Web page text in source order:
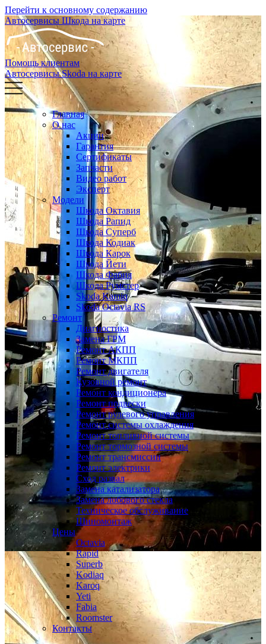
Перейти к основному содержанию
Автосервисы Шкода на карте
Помощь клиентам
Автосервисы Skoda на карте
Главная
О нас
Акции
Гарантия
Сертификаты
Запчасти
Видео работ
Эксперт
Модели
Шкода Октавия
Шкода Рапид
Шкода Суперб
Шкода Кодиак
Шкода Карок
Шкода Йети
Шкода Фабия
Шкода Румстер
Skoda Kamiq
Skoda Octavia RS
Ремонт
Диагностика
Замена ГРМ
Ремонт АКПП
Ремонт МКПП
Ремонт двигателя
Кузовной ремонт
Ремонт кондиционера
Ремонт подвески
Ремонт рулевого управления
Ремонт системы охлаждения
Ремонт топливной системы
Ремонт тормозной системы
Ремонт трансмиссии
Ремонт электрики
Сход развал
Замена катализатора
Замена лобового стекла
Техническое обслуживание
Шиномонтаж
Цены
Octavia
Rapid
Superb
Kodiaq
Karoq
Yeti
Fabia
Roomster
Контакты